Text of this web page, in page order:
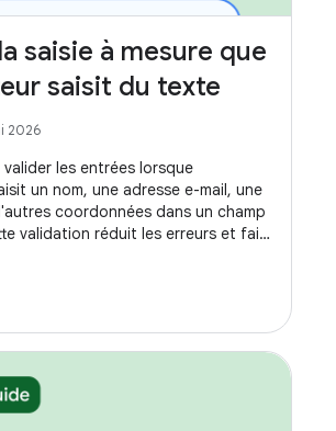
saisie à mesure que
saisit du texte
2026
les entrées lorsque
un nom, une adresse e-mail, une
coordonnées dans un champ
validation réduit les erreurs et fait